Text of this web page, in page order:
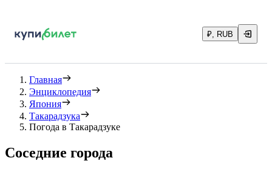
₽, RUB
Главная
Энциклопедия
Япония
Такарадзука
Погода в Такарадзуке
Соседние города